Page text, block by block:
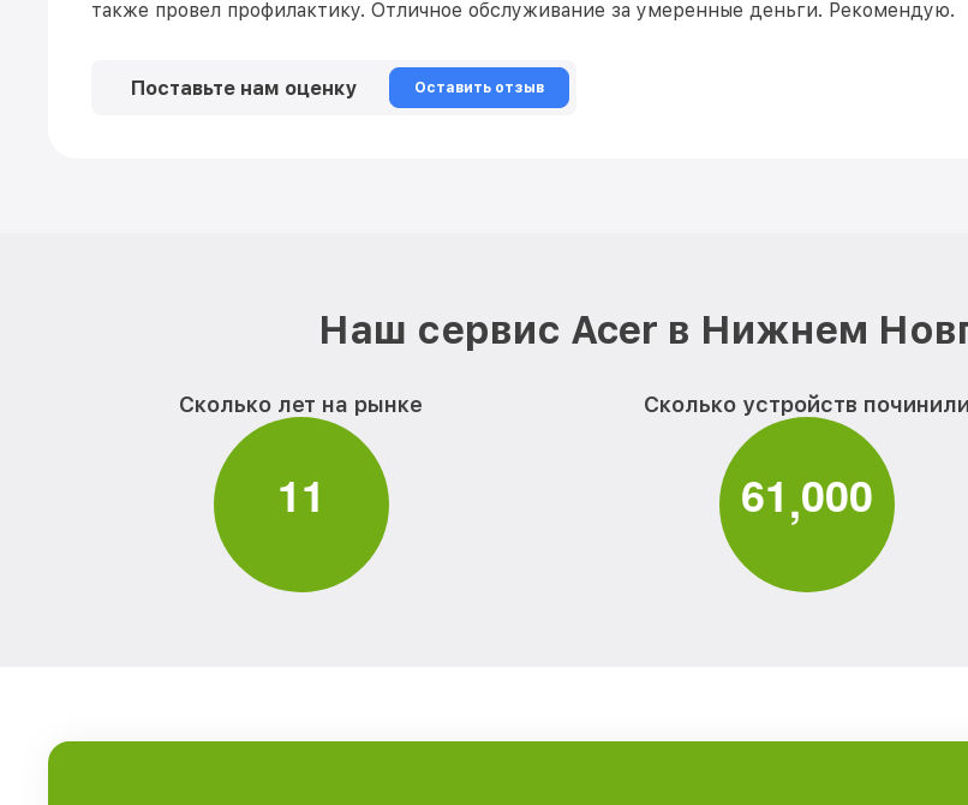
также провел профилактику. Отличное обслуживание за умеренные деньги. Рекомендую.
Поставьте нам оценку Оставить отзыв
Наш сервис Acer в Нижнем
Сколько лет на рынке
11
Сколько устройств починили
61,000